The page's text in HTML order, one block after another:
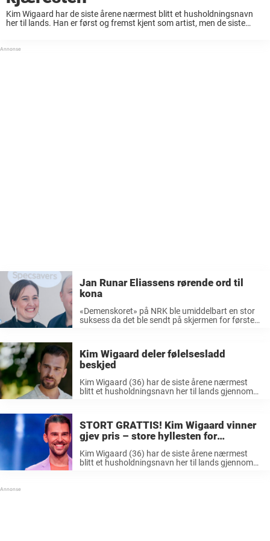
Kim Wigaard har de siste årene nærmest blitt et husholdningsnavn
her til lands. Han er først og fremst kjent som artist, men de siste
Jan Runar Eliassens rørende ord til
kona
«Demenskoret» på NRK ble umiddelbart en stor
suksess da det ble sendt på skjermen for første
demens. ...
Kim Wigaard deler følelsesladd
beskjed
Kim Wigaard (36) har de siste årene nærmest
blitt et husholdningsnavn her til lands gjennom
både operahus og musikalscener samt i ulike ...
STORT GRATTIS! Kim Wigaard vinner
gjev pris – store hyllesten for
innsatsen i Demenskoret
Kim Wigaard (36) har de siste årene nærmest
blitt et husholdningsnavn her til lands gjennom